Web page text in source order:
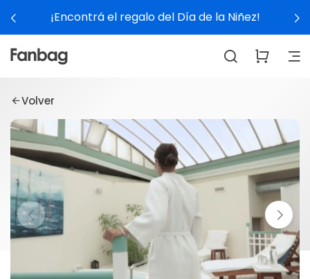
¡Encontrá el regalo del Día de la Niñez!
Volver